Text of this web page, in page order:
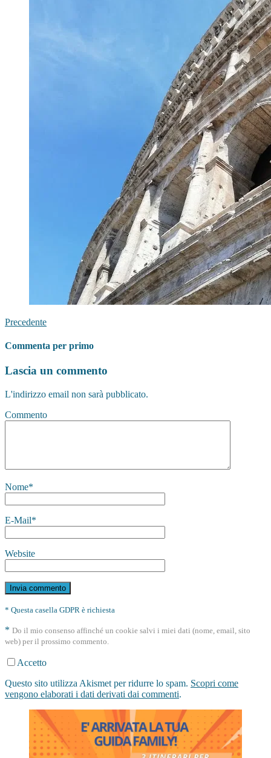
Precedente
Commenta per primo
Lascia un commento
L'indirizzo email non sarà pubblicato.
Commento
Nome*
E-Mail*
Website
* Questa casella GDPR è richiesta
* Do il mio consenso affinché un cookie salvi i miei dati (nome, email, sito
web) per il prossimo commento.
Accetto
Questo sito utilizza Akismet per ridurre lo spam. Scopri come
vengono elaborati i dati derivati dai commenti.